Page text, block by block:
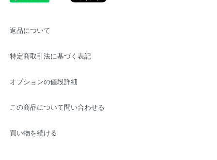
返品について
特定商取引法に基づく表記
オプションの値段詳細
この商品について問い合わせる
買い物を続ける